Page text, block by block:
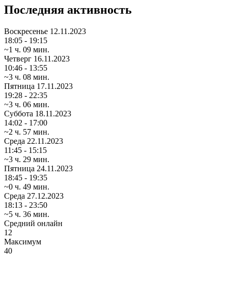
Последняя активность
Воскресенье 12.11.2023
18:05 - 19:15
~1 ч. 09 мин.
Четверг 16.11.2023
10:46 - 13:55
~3 ч. 08 мин.
Пятница 17.11.2023
19:28 - 22:35
~3 ч. 06 мин.
Суббота 18.11.2023
14:02 - 17:00
~2 ч. 57 мин.
Среда 22.11.2023
11:45 - 15:15
~3 ч. 29 мин.
Пятница 24.11.2023
18:45 - 19:35
~0 ч. 49 мин.
Среда 27.12.2023
18:13 - 23:50
~5 ч. 36 мин.
Средний онлайн
12
Максимум
40